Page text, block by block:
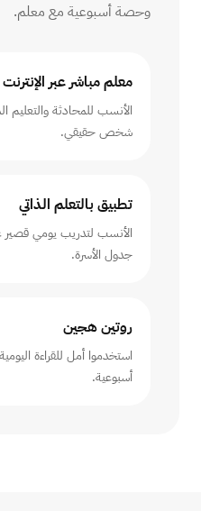
وحصة أسبوعية مع معلم.
معلم مباشر عبر الإنترنت
الأنسب للمحادثة
شخص حقيقي.
تطبيق بالتعلم الذاتي
الأنسب لتدريب يومي قصير
جدول الأسرة.
روتين هجين
استخدموا أمل للقراءة
أسبوعية.